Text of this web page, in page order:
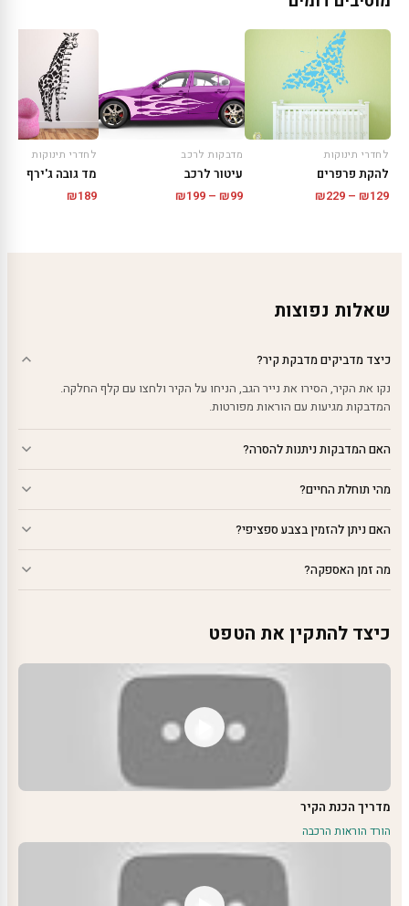
לחדרי תינוקות
להקת פרפרים
₪129
–
₪229
מדבקות לרכב
עיטור לרכב
₪99
–
₪199
לחדרי תינוקות
מד גובה ג'ירף
₪189
שאלות נפוצות
כיצד מדביקים מדבקת קיר?
נקו את הקיר, הסירו את נייר הגב, הניחו על הקיר ולחצו עם קלף החלקה.
המדבקות מגיעות עם הוראות מפורטות.
האם המדבקות ניתנות להסרה?
מהי תוחלת החיים?
האם ניתן להזמין בצבע ספציפי?
מה זמן האספקה?
כיצד להתקין את הטפט
מדריך הכנת הקיר
הורד הוראות הרכבה